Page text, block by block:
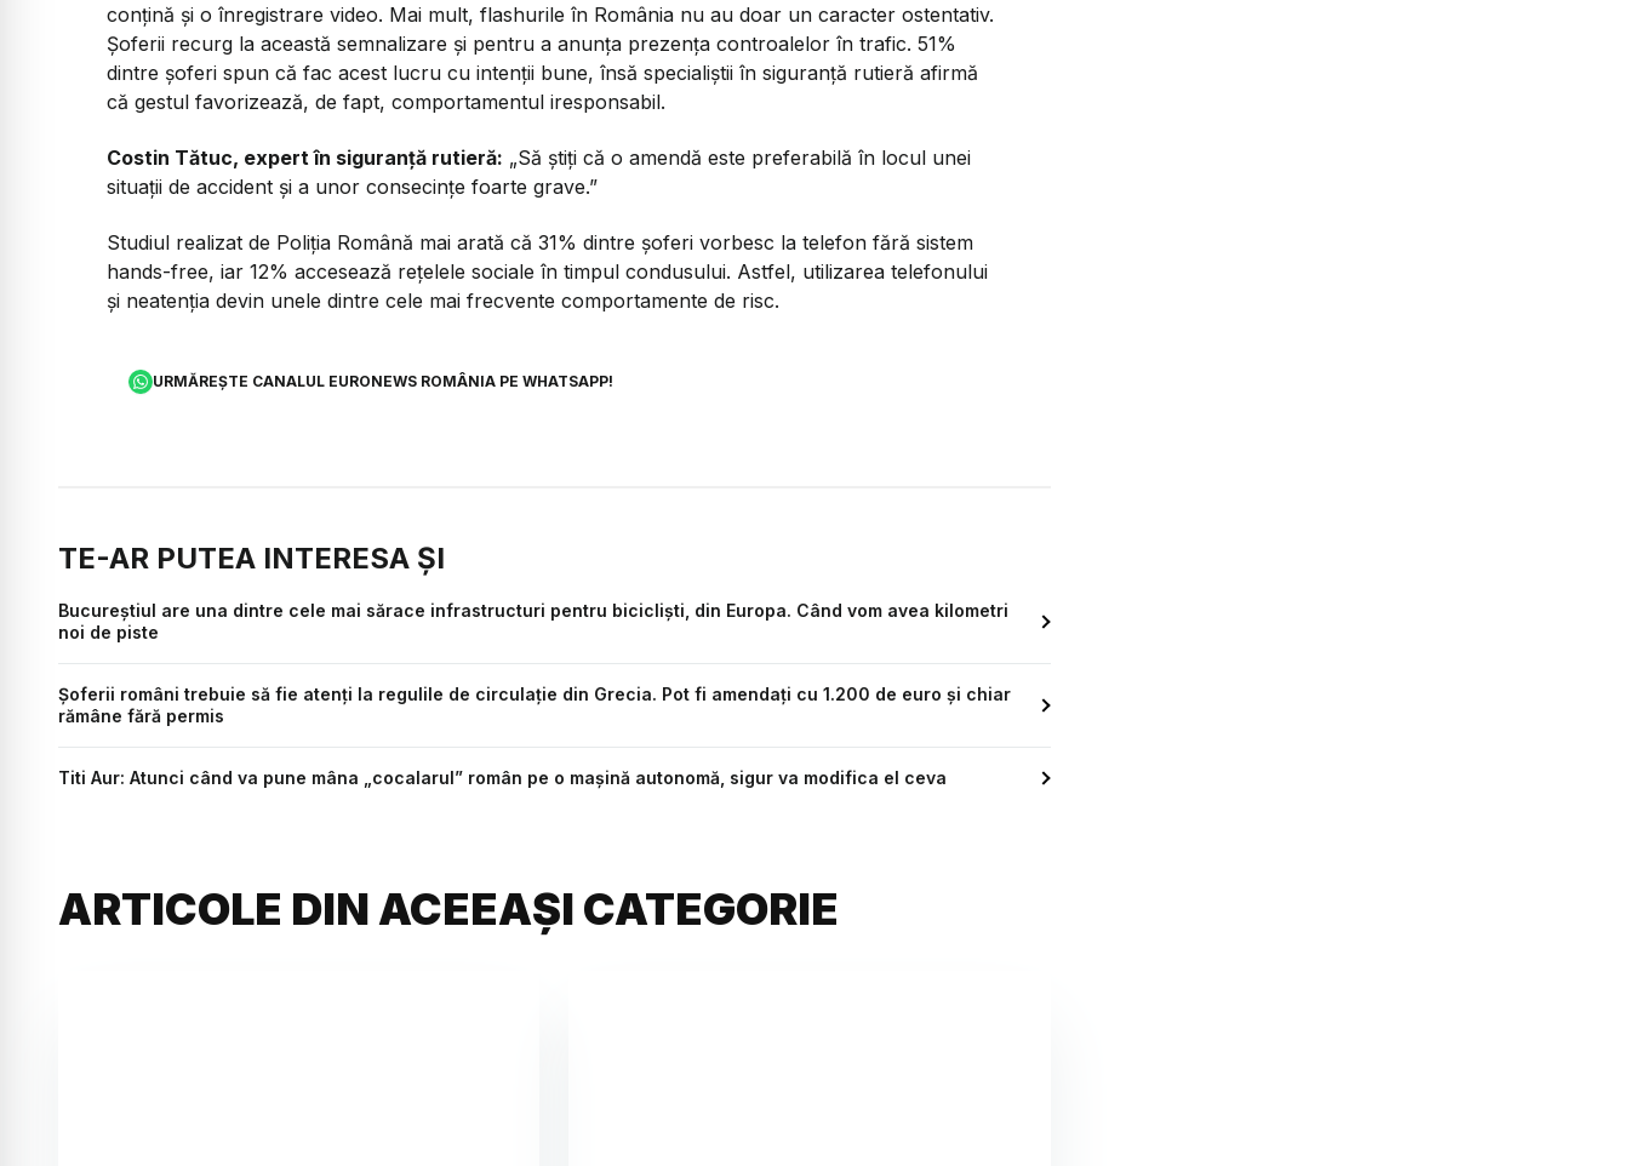
conțină și o înregistrare video. Mai mult, flashurile în România nu au doar un caracter ostentativ.
Șoferii recurg la această semnalizare și pentru a anunța prezența controalelor în trafic. 51%
dintre șoferi spun că fac acest lucru cu intenții bune, însă specialiștii în siguranță rutieră afirmă
că gestul favorizează, de fapt, comportamentul iresponsabil.
Costin Tătuc, expert în siguranță rutieră: „Să știți că o amendă este preferabilă în locul unei
situații de accident și a unor consecințe foarte grave.”
Studiul realizat de Poliția Română mai arată că 31% dintre șoferi vorbesc la telefon fără sistem
hands-free, iar 12% accesează rețelele sociale în timpul condusului. Astfel, utilizarea telefonului
și neatenția devin unele dintre cele mai frecvente comportamente de risc.
URMĂREȘTE CANALUL EURONEWS ROMÂNIA PE WHATSAPP!
TE-AR PUTEA INTERESA ȘI
Bucureștiul are una dintre cele mai sărace infrastructuri pentru bicicliști, din Europa. Când vom avea kilometri
noi de piste
Șoferii români trebuie să fie atenți la regulile de circulație din Grecia. Pot fi amendați cu 1.200 de euro și chiar
rămâne fără permis
Titi Aur: Atunci când va pune mâna „cocalarul” român pe o maşină autonomă, sigur va modifica el ceva
ARTICOLE DIN ACEEAȘI CATEGORIE